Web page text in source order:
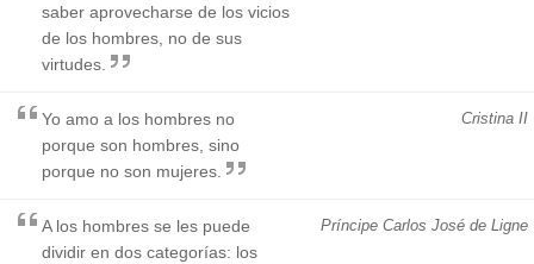
saber aprovecharse de los vicios
de los hombres, no de sus
virtudes.
Cristina II
Yo amo a los hombres no
porque son hombres, sino
porque no son mujeres.
Príncipe Carlos José de Ligne
A los hombres se les puede
dividir en dos categorías: los